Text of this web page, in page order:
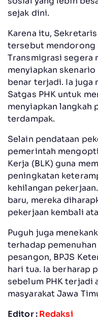
sejak dini.
Karena itu,
tersebut mendorong
Transmigrasi segera
menyiapkan
benar terjadi. Ia juga
Satgas PHK untuk
menyiapkan langkah
terdampak.
Selain pendataan
pemerintah
Kerja (BLK) guna
peningkatan
kehilangan
baru, mereka
pekerjaan kembali
Puguh juga
terhadap
pesangon, BPJS
hari tua. Ia berharap
sebelum PHK terjadi
masyarakat Jawa
Editor :Redaksi